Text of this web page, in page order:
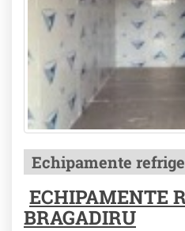
Echipamente
ECHIPAMENTE
BRAGADIRU